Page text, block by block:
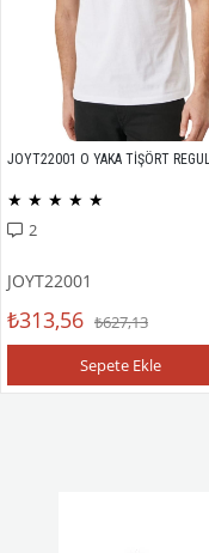
★ ★ ★ ★ ★
2
JOYT22001
₺313,56 ₺627,13
Sepete Ekle